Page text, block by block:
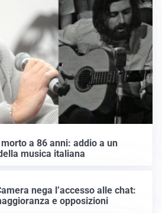
a 86 anni: addio a un
musica italiana
nega l’accesso alle chat:
e opposizioni